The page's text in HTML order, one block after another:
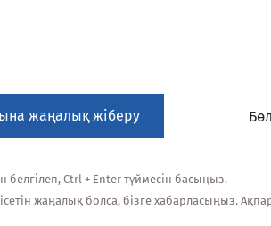
жаңалық жіберу
белгілеп, Ctrl + Enter түймесін басыңыз.
жаңалық болса, бізге хабарласыңыз.